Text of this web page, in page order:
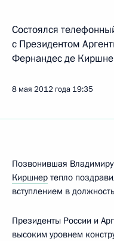
Состоялся
с Президентом
Фернандес де
8 мая 2012 года 19:35
Позвонившая Владимиру
Киршнер тепло
вступлением в
Президенты России и
высоким уровнем